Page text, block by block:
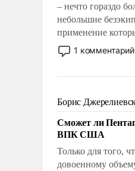
– нечто гораздо
небольшие
применение
обыденностью.
такого корабля
реализация
наши боевые
1 комментарий
Борис
Сможет ли
ВПК США
Только для того,
довоенному